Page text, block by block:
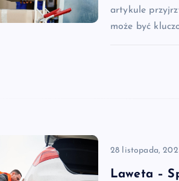
artykule
może być
28 listopada,
Laweta –